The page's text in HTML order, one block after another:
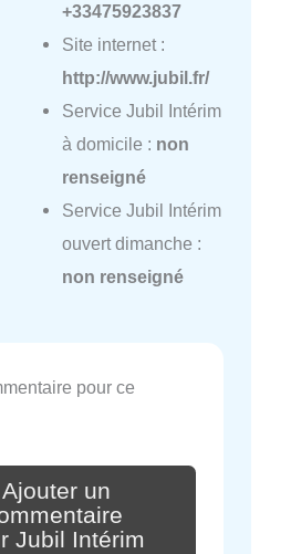
+33475923837
Site internet :
http://www.jubil.fr/
Service Jubil Intérim
à domicile : non
renseigné
Service Jubil Intérim
ouvert dimanche :
non renseigné
pour ce
Ajouter un
Jubil Intérim